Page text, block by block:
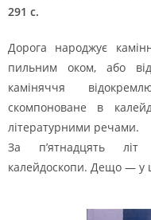
291 с.
Дорога народжує
пильним оком, або
каміняччя
скомпоноване в
літературними речами.
За п’ятнадцять літ
калейдоскопи. Дещо — у